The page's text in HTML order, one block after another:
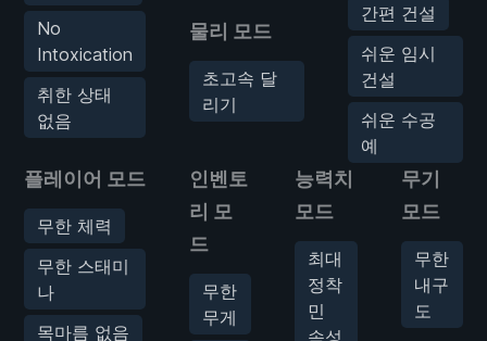
No
Intoxication
취한 상태
없음
물리 모드
초고속 달
리기
간편 건설
쉬운 임시
건설
쉬운 수공
예
플레이어 모드
무한 체력
무한 스태미
나
목마름 없음
인벤토
리 모
드
무한
무게
능력치
모드
최대
정착
민
속성
무기
모드
무한
내구
도